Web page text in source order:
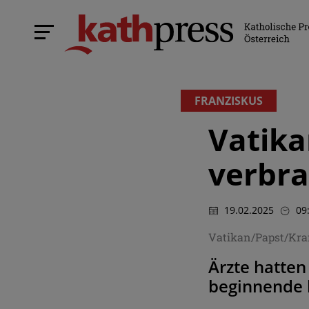
FRANZISKUS
19.02.2025
Vatikan/Papst/
Ärzte